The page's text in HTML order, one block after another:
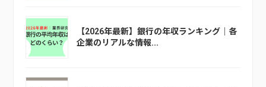
【2026年最新】銀行の年収ランキング｜各
企業のリアルな情報...